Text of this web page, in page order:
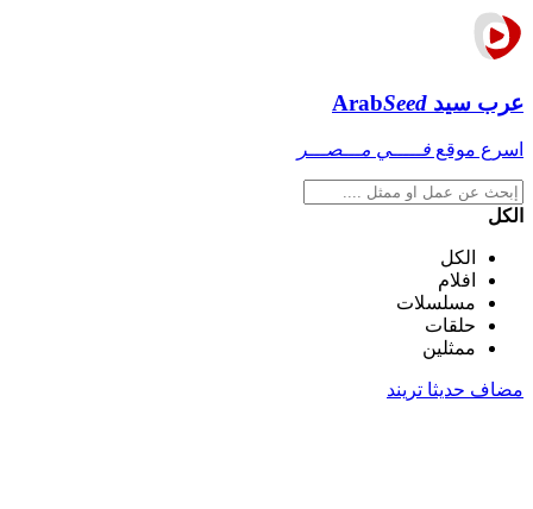
عرب سيد ArabSeed
اسرع موقع فـــــي مـــصـــر
الكل
الكل
افلام
مسلسلات
حلقات
ممثلين
مضاف حديثا تريند